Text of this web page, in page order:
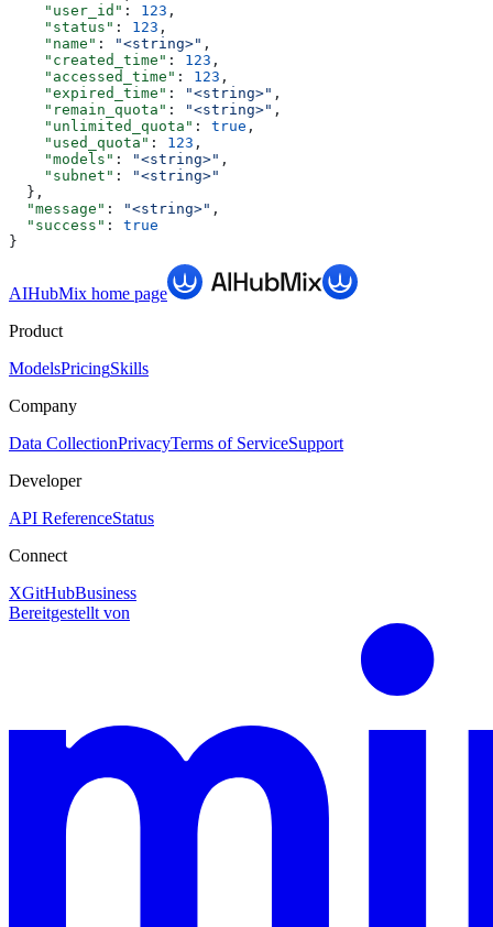
    "user_id"
: 123 ,
    "status"
: 123 ,
    "name"
: "<string>" ,
    "created_time"
: 123 ,
    "accessed_time"
: 123 ,
    "expired_time"
: "<string>" ,
    "remain_quota"
: "<string>" ,
    "unlimited_quota"
: true ,
    "used_quota"
: 123 ,
    "models"
: "<string>" ,
    "subnet"
:
"<string>"
  },
  "message"
: "<string>" ,
  "success"
: true
}
AIHubMix home page
Product
ModelsPricingSkills
Company
Data CollectionPrivacyTerms of ServiceSupport
Developer
API ReferenceStatus
Connect
XGitHubBusiness
Bereitgestellt von